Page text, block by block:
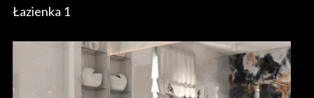
Łazienka 1